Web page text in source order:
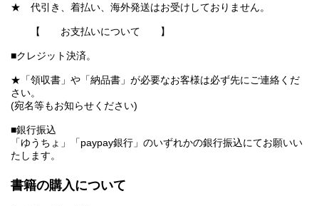
★ 代引き、着払い、海外発送はお受けしておりません。
【 お支払いについて 】
■クレジット決済。
★「領収書」や「納品書」が必要なお客様は必ず先にご連絡くだ
さい。
(宛名等もお知らせください)
■銀行振込
「ゆうちょ」「paypay銀行」のいずれかの銀行振込にてお願いい
たします。
書籍の購入について